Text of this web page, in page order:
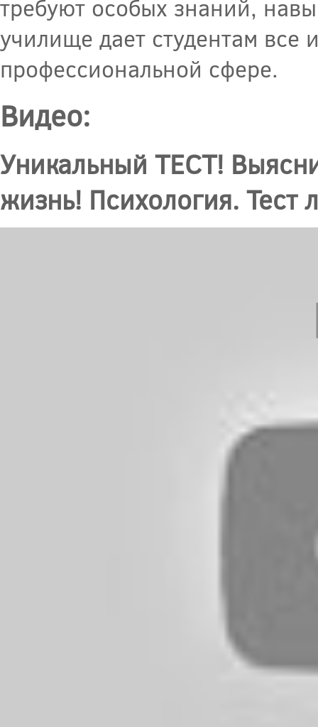
требуют особых знаний,
училище дает студентам все
профессиональной сфере.
Видео:
Уникальный ТЕСТ!
жизнь! Психология. Тест